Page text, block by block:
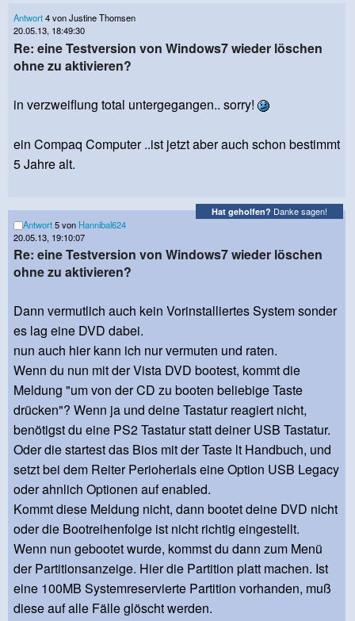
Antwort4 von Justine Thomsen
20.05.13, 18:49:30
Re: eine Testversion von Windows7 wieder löschen
ohne zu aktivieren?
in verzweiflung total untergegangen.. sorry!
ein Compaq Computer ..ist jetzt aber auch schon bestimmt
5 Jahre alt.
Hat geholfen? Danke sagen!
Antwort5 von Hannibal624
20.05.13, 19:10:07
Re: eine Testversion von Windows7 wieder löschen
ohne zu aktivieren?
Dann vermutlich auch kein Vorinstalliertes System sonder
es lag eine DVD dabei.
nun auch hier kann ich nur vermuten und raten.
Wenn du nun mit der Vista DVD bootest, kommt die
Meldung "um von der CD zu booten beliebige Taste
drücken"? Wenn ja und deine Tastatur reagiert nicht,
benötigst du eine PS2 Tastatur statt deiner USB Tastatur.
Oder die startest das Bios mit der Taste lt Handbuch, und
setzt bei dem Reiter Perioherials eine Option USB Legacy
oder ahnlich Optionen auf enabled.
Kommt diese Meldung nicht, dann bootet deine DVD nicht
oder die Bootreihenfolge ist nicht richtig eingestellt.
Wenn nun gebootet wurde, kommst du dann zum Menü
der Partitionsanzeige. Hier die Partition platt machen. Ist
eine 100MB Systemreservierte Partition vorhanden, muß
diese auf alle Fälle glöscht werden.